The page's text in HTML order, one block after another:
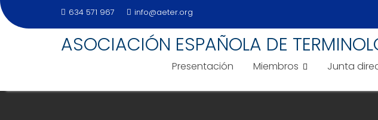
634 571 967 info@aeter.org
ASOCIACIÓN ESPAÑOLA DE
Presentación Miembros Junta